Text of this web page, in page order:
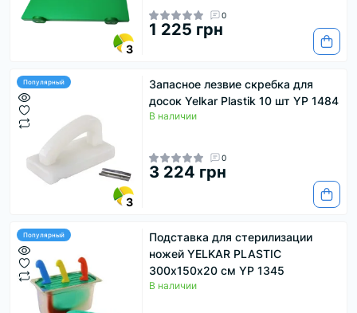
3
0
1 225 грн
Популярный
3
Запасное лезвие скребка для
досок Yelkar Plastik 10 шт YP 1484
В наличии
0
3 224 грн
Популярный
Подставка для стерилизации
ножей YELKAR PLASTIC
300х150х20 см YP 1345
В наличии